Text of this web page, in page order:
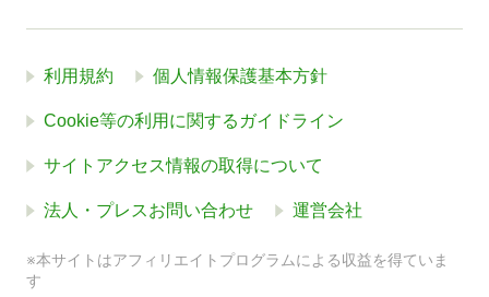
利用規約 個人情報保護基本方針
Cookie等の利用に関するガイドライン
サイトアクセス情報の取得について
法人・プレスお問い合わせ 運営会社
※本サイトはアフィリエイトプログラムによる収益を得ていま
す